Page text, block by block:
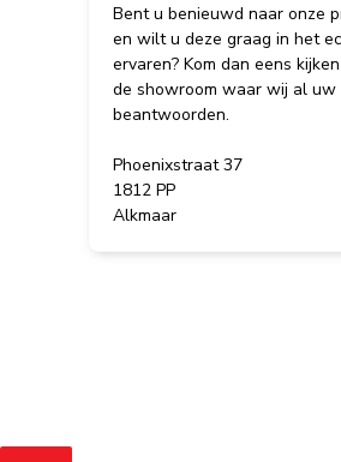
Bent u benieuwd naar onze
en wilt u deze graag in het
ervaren? Kom dan eens
de showroom waar wij al uw
beantwoorden.
Phoenixstraat 37
1812 PP
Alkmaar